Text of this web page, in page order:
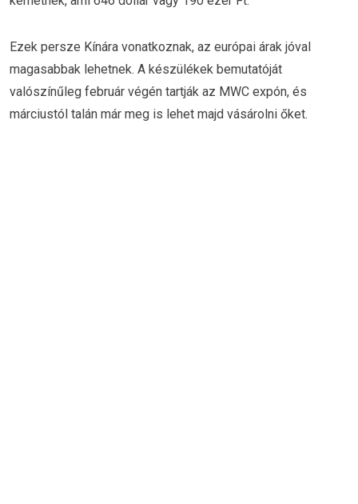
Ezek persze Kínára vonatkoznak, az európai árak jóval
magasabbak lehetnek. A készülékek bemutatóját
valószínűleg február végén tartják az MWC expón, és
márciustól talán már meg is lehet majd vásárolni őket.